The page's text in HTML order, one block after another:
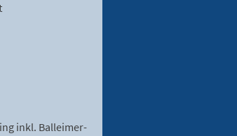
inkl. Balleimer-